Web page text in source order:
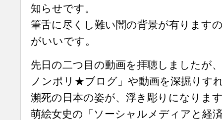
知らせです。
筆舌に尽くし難い闇の背景が有ります
がいいです。
先日の二つ目の動画を拝聴しましたが
ノンポリ★ブログ」や動画を深掘りす
瀕死の日本の姿が、浮き彫りになりま
萌絵女史の「ソーシャルメディアと経